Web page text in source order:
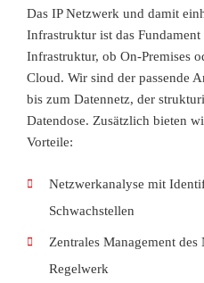
Das IP Netzwerk und damit
Infrastruktur ist das
Infrastruktur, ob On-Premises
Cloud. Wir sind der passende
bis zum Datennetz, der
Datendose. Zusätzlich bieten
Vorteile:
Netzwerkanalyse mit
Schwachstellen
Zentrales Management
Regelwerk